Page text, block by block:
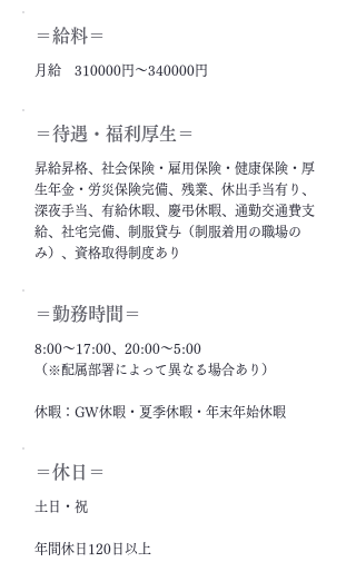
＝給料＝
月給 310000円～340000円
＝​待遇・福利厚生＝
昇給昇格、社会保険・雇用保険・健康保険・厚
生年金・労災保険完備、残業、休出手当有り、
深夜手当、有給休暇、慶弔休暇、通勤交通費支
給、社宅完備、制服貸与（制服着用の職場の
み）、資格取得制度あり
＝勤務時間＝
8:00～17:00、20:00～5:00
（※配属部署によって異なる場合あり）
休暇：GW休暇・夏季休暇・年末年始休暇
＝休日＝
土日・祝
年間休日120日以上